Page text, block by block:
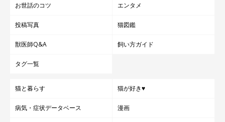
お世話のコツ エンタメ
投稿写真 猫図鑑
獣医師Q&A 飼い方ガイド
タグ一覧
猫と暮らす 猫が好き♥
病気・症状データベース 漫画